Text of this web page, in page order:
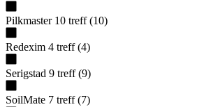
Pilkmaster 10 treff (10)
Redexim 4 treff (4)
Serigstad 9 treff (9)
SoilMate 7 treff (7)